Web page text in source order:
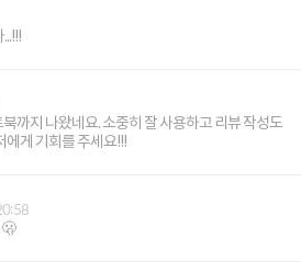
까지 나왔네요. 소중히 잘 사용하고 리뷰 작성도
에게 기회를 주세요!!!